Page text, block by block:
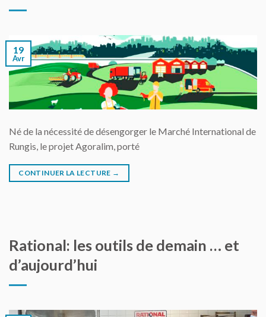
19
Avr
Né de la nécessité de désengorger le Marché International de
Rungis, le projet Agoralim, porté
CONTINUER LA LECTURE →
Rational: les outils de demain … et
d’aujourd’hui